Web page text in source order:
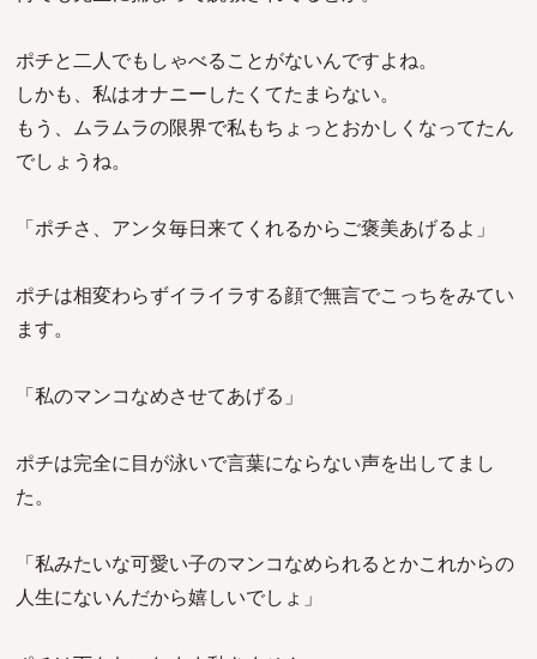
ポチと二人でもしゃべることがないんですよね。
しかも、私はオナニーしたくてたまらない。
もう、ムラムラの限界で私もちょっとおかしくなってたん
でしょうね。
「ポチさ、アンタ毎日来てくれるからご褒美あげるよ」
ポチは相変わらずイライラする顔で無言でこっちをみてい
ます。
「私のマンコなめさせてあげる」
ポチは完全に目が泳いで言葉にならない声を出してまし
た。
「私みたいな可愛い子のマンコなめられるとかこれからの
人生にないんだから嬉しいでしょ」